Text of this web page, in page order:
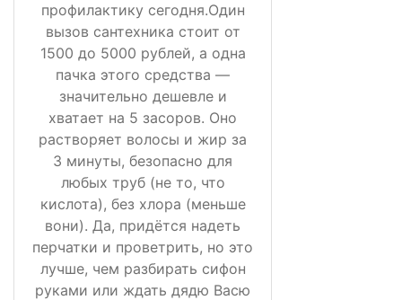
профилактику сегодня.Один
вызов сантехника стоит от
1500 до 5000 рублей, а одна
пачка этого средства —
значительно дешевле и
хватает на 5 засоров. Оно
растворяет волосы и жир за
3 минуты, безопасно для
любых труб (не то, что
кислота), без хлора (меньше
вони). Да, придётся надеть
перчатки и проветрить, но это
лучше, чем разбирать сифон
руками или ждать дядю Васю